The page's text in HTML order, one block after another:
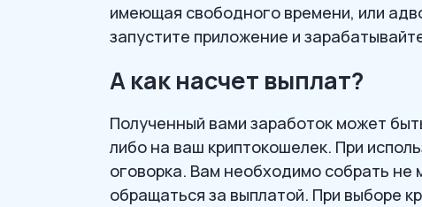
имеющая свободного времени, или
запустите приложение и
А как насчет выплат?
Полученный вами заработок может
либо на ваш криптокошелек. При
оговорка. Вам необходимо собрать
обращаться за выплатой. При выборе